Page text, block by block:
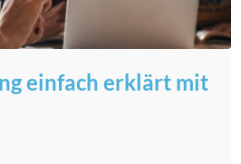
einfach erklärt mit